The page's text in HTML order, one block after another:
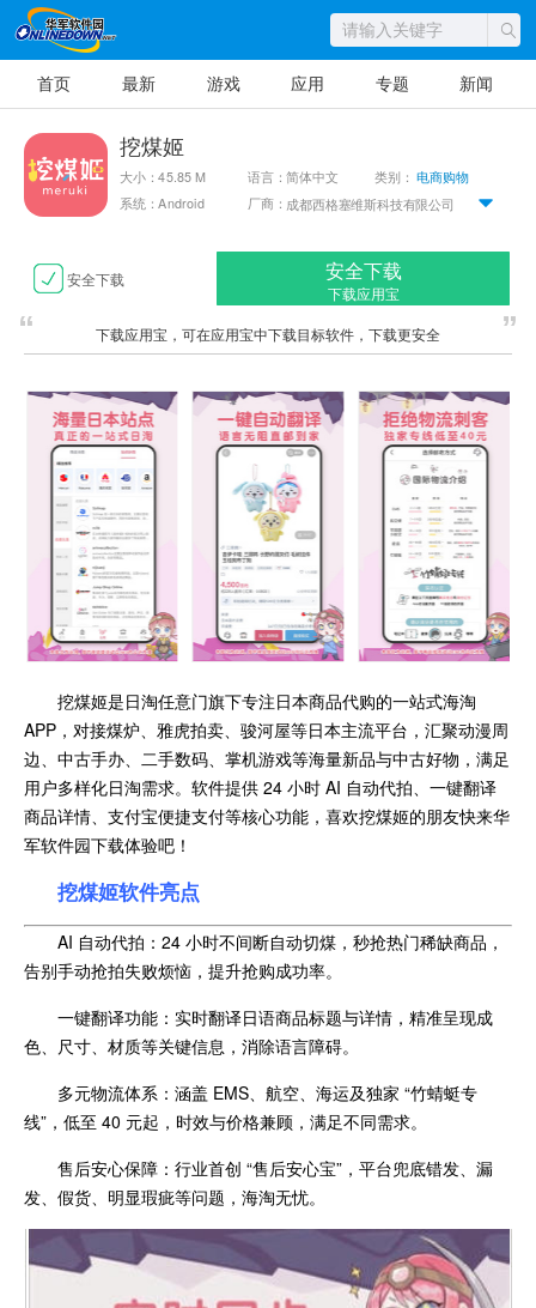
首页 最新 游戏 应用 专题 新闻
挖煤姬
大小：45.85 M 语言：简体中文 类别：电商购物
系统：Android
厂商： 成都西格塞维斯科技有限公司
安全下载 安全下载
下载应用宝
下载应用宝，可在应用宝中下载目标软件，下载更安全
挖煤姬是日淘任意门旗下专注日本商品代购的一站式海淘
APP，对接煤炉、雅虎拍卖、骏河屋等日本主流平台，汇聚动漫周
边、中古手办、二手数码、掌机游戏等海量新品与中古好物，满足
用户多样化日淘需求。软件提供 24 小时 AI 自动代拍、一键翻译
商品详情、支付宝便捷支付等核心功能，喜欢挖煤姬的朋友快来华
军软件园下载体验吧！
挖煤姬软件亮点
AI 自动代拍：24 小时不间断自动切煤，秒抢热门稀缺商品，
告别手动抢拍失败烦恼，提升抢购成功率。
一键翻译功能：实时翻译日语商品标题与详情，精准呈现成
色、尺寸、材质等关键信息，消除语言障碍。
多元物流体系：涵盖 EMS、航空、海运及独家 “竹蜻蜓专
线”，低至 40 元起，时效与价格兼顾，满足不同需求。
售后安心保障：行业首创 “售后安心宝”，平台兜底错发、漏
发、假货、明显瑕疵等问题，海淘无忧。